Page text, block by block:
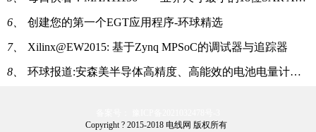
6、 创建您的第一个EGT应用程序-环球精选
7、 Xilinx@EW2015: 基于Zynq MPSoC的调试器与追踪器
8、 环球报道:安森美半导体高精度、高能效的电池电量计量IC方案
Copyright ? 2015-2018 电线网 版权所有